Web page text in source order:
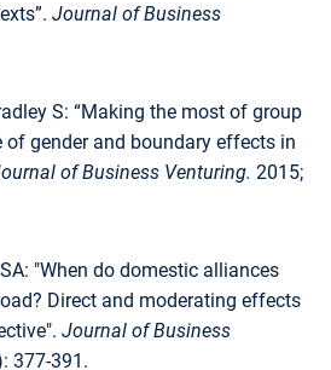
Journal of Business
S: “Making the most of group
of gender and boundary effects in
of Business Venturing. 2015;
"When do domestic alliances
Direct and moderating effects
Journal of Business
377-391.